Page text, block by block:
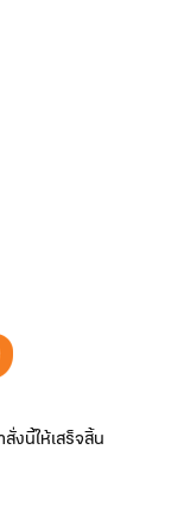
งนี้ให้เสร็จสิ้น